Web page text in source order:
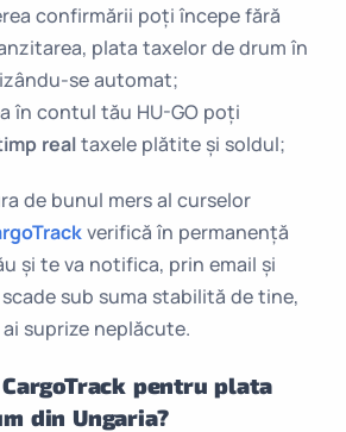
confirmării poți începe fără
plata taxelor de drum în
se automat;
în contul tău HU-GO poți
realtaxele plătite și soldul;
de bunul mers al curselor
verifică în permanență
și te va notifica, prin email și
sub suma stabilită de tine,
suprize neplăcute.
pentru plata
din Ungaria?